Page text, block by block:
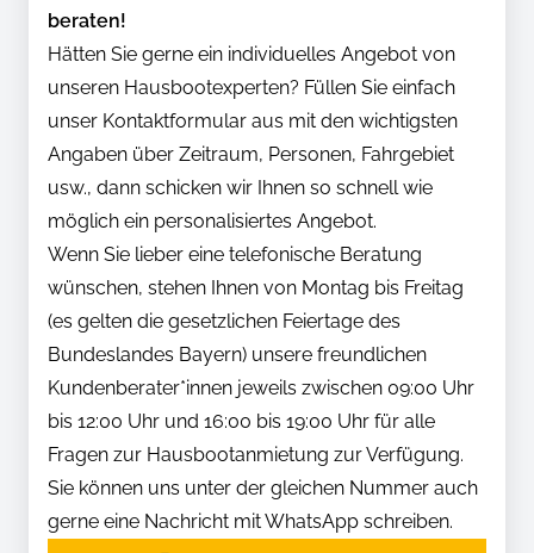
beraten!
Hätten Sie gerne ein individuelles Angebot von
unseren Hausbootexperten? Füllen Sie einfach
unser Kontaktformular aus mit den wichtigsten
Angaben über Zeitraum, Personen, Fahrgebiet
usw., dann schicken wir Ihnen so schnell wie
möglich ein personalisiertes Angebot.
Wenn Sie lieber eine telefonische Beratung
wünschen, stehen Ihnen von Montag bis Freitag
(es gelten die gesetzlichen Feiertage des
Bundeslandes Bayern) unsere freundlichen
Kundenberater*innen jeweils zwischen 09:00 Uhr
bis 12:00 Uhr und 16:00 bis 19:00 Uhr für alle
Fragen zur Hausbootanmietung zur Verfügung.
Sie können uns unter der gleichen Nummer auch
gerne eine Nachricht mit WhatsApp schreiben.